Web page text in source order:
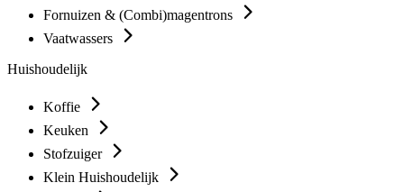
Fornuizen & (Combi)magentrons
Vaatwassers
Huishoudelijk
Koffie
Keuken
Stofzuiger
Klein Huishoudelijk